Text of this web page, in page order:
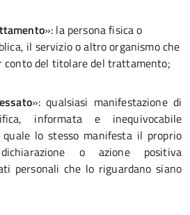
»: la persona fisica o
il servizio o altro organismo che
del titolare del trattamento;
»: qualsiasi manifestazione di
informata e inequivocabile
lo stesso manifesta il proprio
o azione positiva
personali che lo riguardano siano